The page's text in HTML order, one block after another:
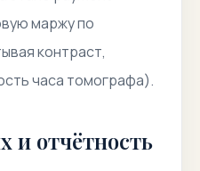
маржу по
контраст,
часа томографа).
и отчётность